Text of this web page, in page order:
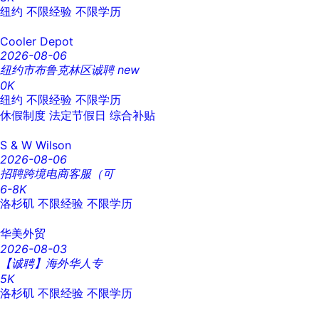
纽约 不限经验 不限学历
Cooler Depot
2026-08-06
纽约市布鲁克林区诚聘 new
0K
纽约 不限经验 不限学历
休假制度 法定节假日 综合补贴
S & W Wilson
2026-08-06
招聘跨境电商客服（可
6-8K
洛杉矶 不限经验 不限学历
华美外贸
2026-08-03
【诚聘】海外华人专
5K
洛杉矶 不限经验 不限学历